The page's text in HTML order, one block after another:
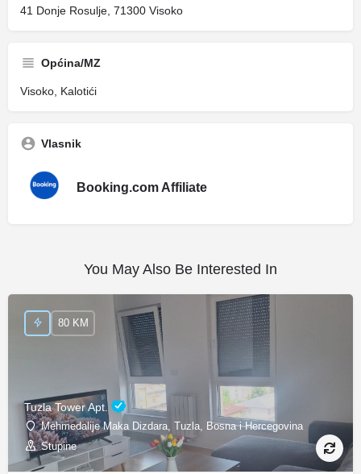
41 Donje Rosulje, 71300 Visoko
Općina/MZ
Visoko, Kalotići
Vlasnik
Booking.com Affiliate
You May Also Be Interested In
Tuzla Tower Apt.
Mehmedalije Maka Dizdara, Tuzla, Bosna i Hercegovina
Stupine
80 KM